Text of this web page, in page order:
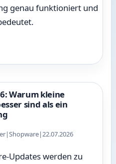
genau funktioniert und
Warum kleine
sind als ein
|Shopware|22.07.2026
Updates werden zu